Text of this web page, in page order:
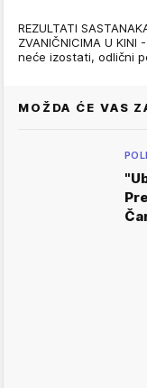
REZULTATI
ZVANIČNICIMA U
neće izostati, odlični
MOŽDA ĆE VAS